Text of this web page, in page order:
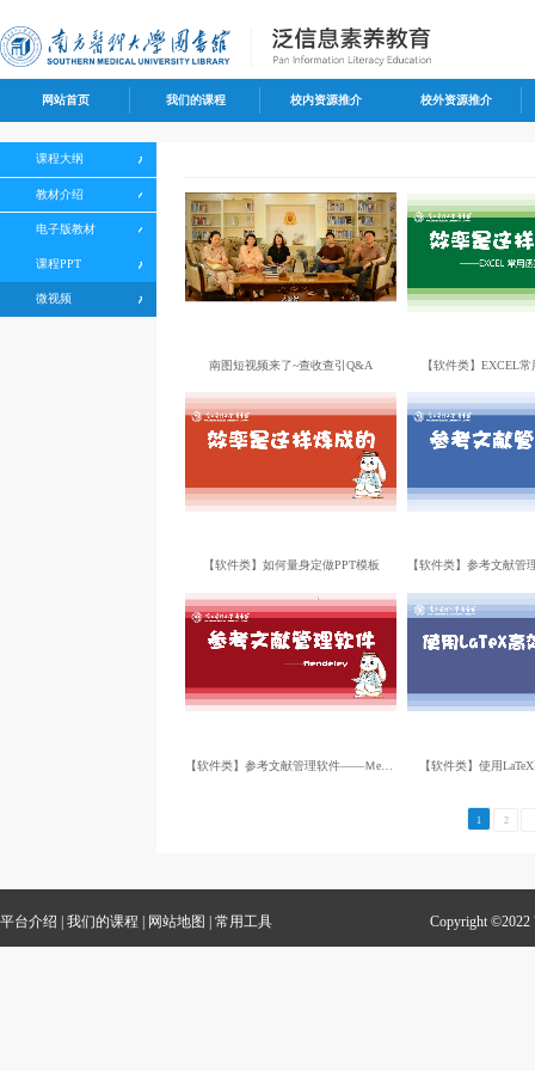
网站首页 我们的课程 校内资源推介 校外资源推介
南图短视频来了~查收查引Q&A 【软件类】EXCEL
【软件类】如何量身定做PPT模板
【软件类】使用
1 2
课程大纲
教材介绍
电子版教材
课程PPT
微视频
平台介绍 我们的课程 网站地图 常用工具 Copyright